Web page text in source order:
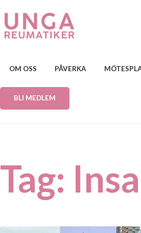
OM OSS PÅVERKA
BLI MEDLEM
Tag: